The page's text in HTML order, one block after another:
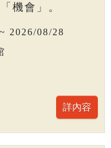
機會」。
2026/08/28